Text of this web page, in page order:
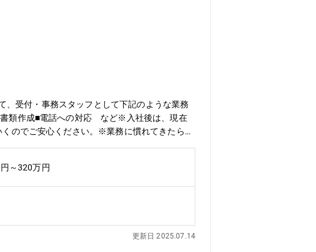
、受付・事務スタッフとして下記のような業務
書類作成■電話への対応 など※入社後は、現在
のでご安心ください。※業務に慣れてきたら保
～320万円
更新日 2025.07.14